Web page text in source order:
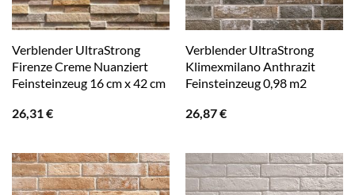
Verblender UltraStrong
Firenze Creme Nuanziert
Feinsteinzeug 16 cm x 42 cm
26,31€
Verblender UltraStrong
Klimexmilano Anthrazit
Feinsteinzeug 0,98 m2
26,87€